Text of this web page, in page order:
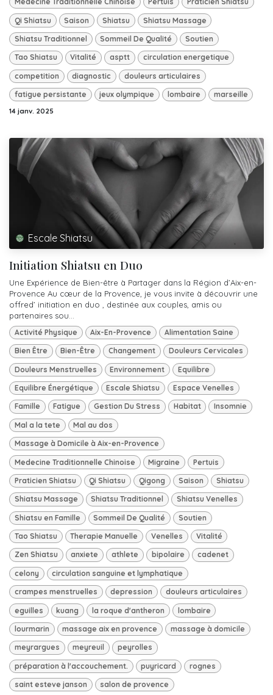
Qi Shiatsu Saison Shiatsu Shiatsu Massage
Shiatsu Traditionnel Sommeil De Qualité Soutien
Tao Shiatsu Vitalité asptt circulation energetique
competition diagnostic douleurs articulaires
fatigue persistante jeux olympique lombaire marseille
14 janv. 2025
Escale Shiatsu
Initiation Shiatsu en Duo
Une Expérience de Bien-être à Partager dans la Région d’Aix-en-
Provence Au cœur de la Provence, je vous invite à découvrir une
offred’ initiation en duo , destinée aux couples, amis ou
partenaires sou...
Activité Physique Aix-En-Provence Alimentation Saine
Bien Être Bien-Être Changement Douleurs Cervicales
Douleurs Menstruelles Environnement Equilibre
Equilibre Énergétique Escale Shiatsu Espace Venelles
Famille Fatigue Gestion Du Stress Habitat Insomnie
Mal a la tete Mal au dos
Massage à Domicile à Aix-en-Provence
Medecine Traditionnelle Chinoise Migraine Pertuis
Praticien Shiatsu Qi Shiatsu Qigong Saison Shiatsu
Shiatsu Massage Shiatsu Traditionnel Shiatsu Venelles
Shiatsu en Famille Sommeil De Qualité Soutien
Tao Shiatsu Therapie Manuelle Venelles Vitalité
Zen Shiatsu anxiete athlete bipolaire cadenet
celony circulation sanguine et lymphatique
crampes menstruelles depression douleurs articulaires
eguilles kuang la roque d'antheron lombaire
lourmarin massage aix en provence massage à domicile
meyrargues meyreuil peyrolles
préparation à l'accouchement. puyricard rognes
saint esteve janson salon de provence